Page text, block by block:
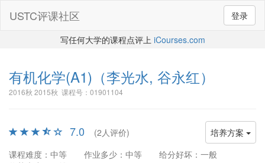
登录
USTC评课社区
写任何大学的课程点评上 iCourses.com
有机化学(A1) （李光水, 谷永红）
2016秋 2015秋 课程号：01901104
培养方案
7.0
(2人评价)
课程难度：中等
作业多少：中等
给分好坏：一般